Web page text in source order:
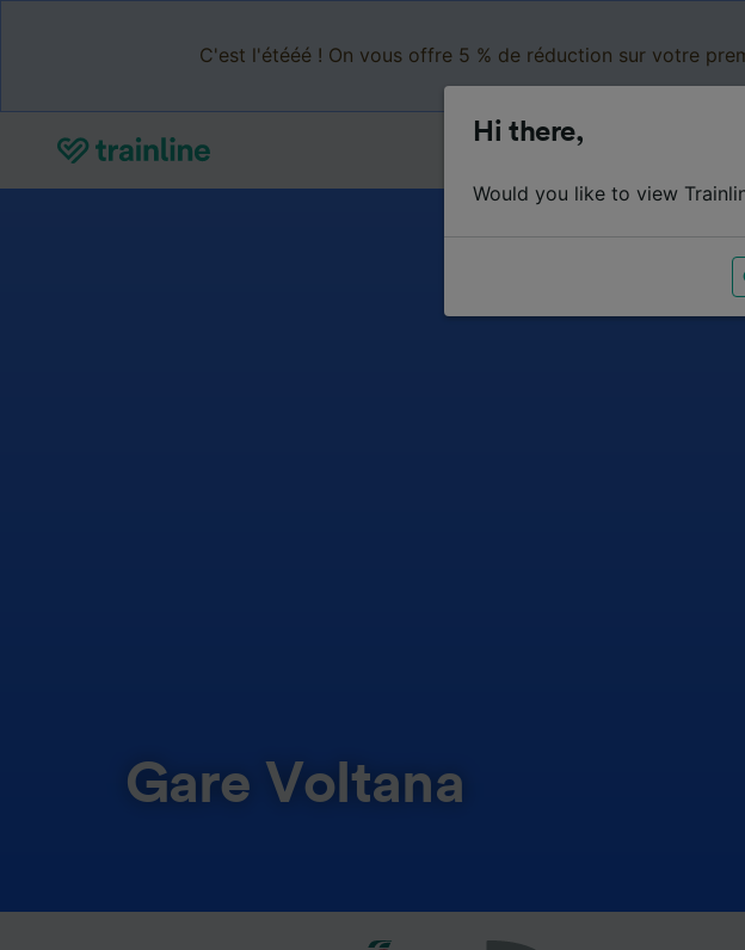
C'est l'étééé ! On vous offre 5 % de réduction sur votre
Gare Voltana
Hi there,
Would you like to view